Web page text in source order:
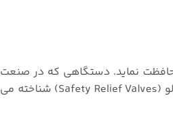
نماید. دستگاهی که در صنعت
(Safety Valves) و یا ریلیف ولو (Safety Relief Valves) شناخته می